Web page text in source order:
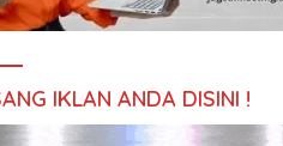
IKLAN ANDA DISINI !